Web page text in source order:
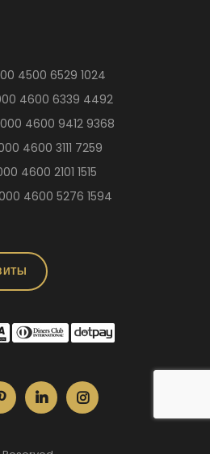
4500 6529 1024
4600 6339 4492
4600 9412 9368
4600 3111 7259
4600 2101 1515
4600 5276 1594